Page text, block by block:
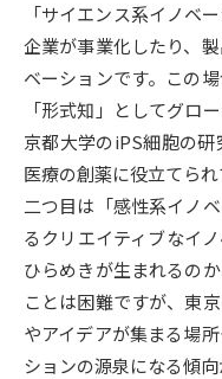
データサイエンス特集
デジタルパンフレット
新学年スタート号特集ページ
（高3生用）
SELFBRAND特集ページ
オープンキャンパスな
オープンキャンパス検索
「サイエンス系イノベ
企業が事業化したり、
ベーションです。この
「形式知」としてグロ
京都大学のiPS細胞の
医療の創薬に役立てら
二つ目は「感性系イノ
るクリエイティブなイ
ひらめきが生まれるの
ことは困難ですが、東
やアイデアが集まる場
ションの源泉になる傾向